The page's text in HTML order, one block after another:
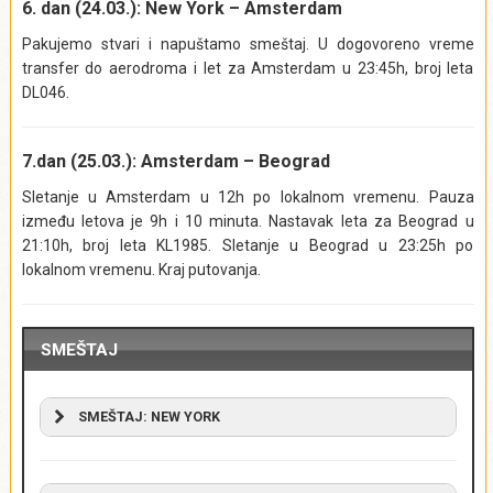
najvrednijih zemljišta na svetu i kako Ujedinjene Nacije
funkcionišu kao država unutar države. Naizostavan i je i
najveći gradski park – Central park, u kome ćemo se opustiti
i uživati u omiljenom parčetu prirode Njujorčana u sred
Izlet obuhvata:
Izlet ne obuhvata:
Izlet se realizuje iz mesta:Menhetn
6. dan (24.03.): New York – Amsterdam
Pakujemo stvari i napuštamo smeštaj. U dogovoreno vreme
transfer do aerodroma i let za Amsterdam u 23:45h, broj leta
DL046.
7.dan (25.03.): Amsterdam – Beograd
Sletanje u Amsterdam u 12h po lokalnom vremenu. Pauza
između letova je 9h i 10 minuta. Nastavak leta za Beograd u
21:10h, broj leta KL1985. Sletanje u Beograd u 23:25h po
lokalnom vremenu. Kraj putovanja.
SMEŠTAJ
SMEŠTAJ: NEW YORK
Hotel Holiday Inn Manhattan – Chelsea 4*
–